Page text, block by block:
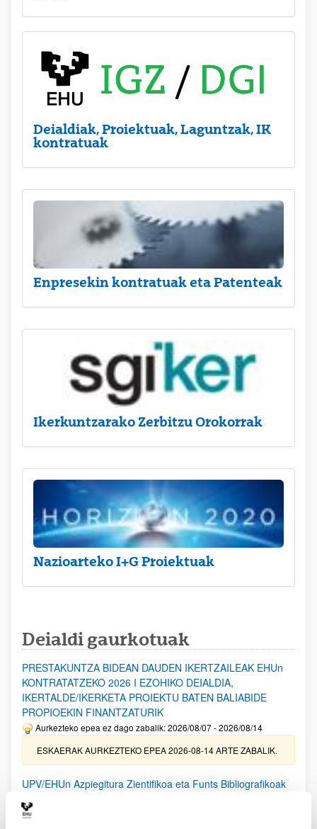
Deialdiak, Proiektuak, Laguntzak, IK
kontratuak
Enpresekin kontratuak eta Patenteak
Ikerkuntzarako Zerbitzu Orokorrak
Nazioarteko I+G Proiektuak
Deialdi gaurkotuak
PRESTAKUNTZA BIDEAN DAUDEN IKERTZAILEAK EHUn
KONTRATATZEKO 2026 I EZOHIKO DEIALDIA,
IKERTALDE/IKERKETA PROIEKTU BATEN BALIABIDE
PROPIOEKIN FINANTZATURIK
Aurkezteko epea ez dago zabalik: 2026/08/07 - 2026/08/14
ESKAERAK AURKEZTEKO EPEA 2026-08-14 ARTE ZABALIK.
UPV/EHUn Azpiegitura Zientifikoa eta Funts Bibliografikoak